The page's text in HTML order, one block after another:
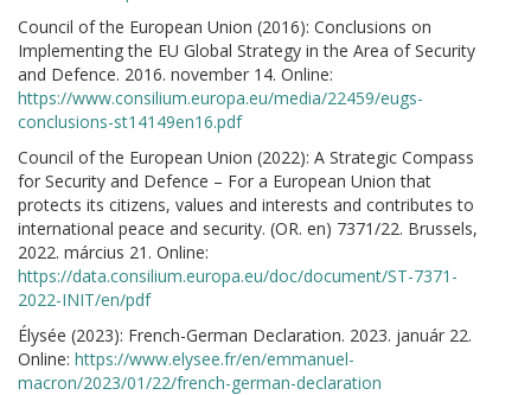
Council of the European Union (2016): Conclusions on
Implementing the EU Global Strategy in the Area of Security
and Defence. 2016. november 14. Online:
https://www.consilium.europa.eu/media/22459/eugs-
conclusions-st14149en16.pdf
Council of the European Union (2022): A Strategic Compass
for Security and Defence – For a European Union that
protects its citizens, values and interests and contributes to
international peace and security. (OR. en) 7371/22. Brussels,
2022. március 21. Online:
https://data.consilium.europa.eu/doc/document/ST-7371-
2022-INIT/en/pdf
Élysée (2023): French-German Declaration. 2023. január 22.
Online: https://www.elysee.fr/en/emmanuel-
macron/2023/01/22/french-german-declaration